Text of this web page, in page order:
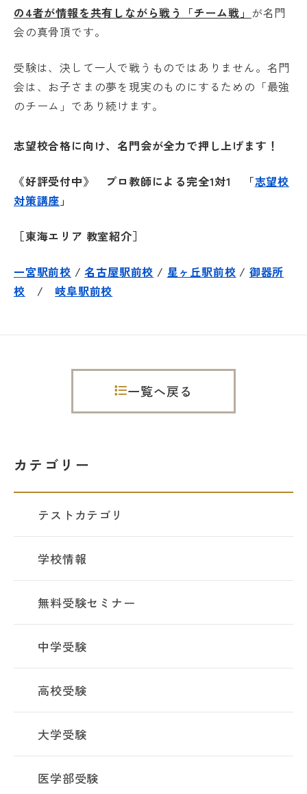
の4者が情報を共有しながら戦う「チーム戦」 が名門
会の真骨頂です。
受験は、決して一人で戦うものではありません。名門
会は、お子さまの夢を現実のものにするための「最強
のチーム」であり続けます。
志望校合格に向け、名門会が全力で押し上げます！
《好評受付中》 プロ教師による完全1対1 「志望校
対策講座 」
［東海エリア 教室紹介］
一宮駅前校 /名古屋駅前校 / 星ヶ丘駅前校 / 御器所
校 / 岐阜駅前校
一覧へ戻る
カテゴリー
テストカテゴリ
学校情報
無料受験セミナー
中学受験
高校受験
大学受験
医学部受験